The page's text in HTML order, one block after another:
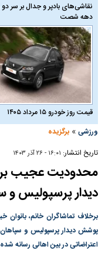
نقاشی‌های بادپر و جدال بر سر دو
دهه شصت
قیمت روز خودرو ۱۵ مرداد ۱۴۰۵
ورزشی »برگزیده
تاریخ انتشار: ۱۶:۰۱ - ۲۶ آذر ۱۴۰۳
محدودیت عجیب
دیدار پرسپولیس و
برخلاف تماشاگران خانم،
پوشش دیدار پرسپولیس و
اعتراضاتی در بین اهالی رسانه